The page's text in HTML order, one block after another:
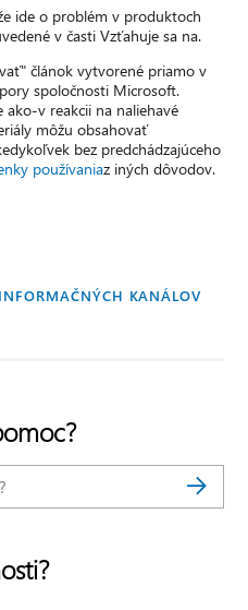
ide o problém v produktoch
v časti Vzťahuje sa na.
článok vytvorené priamo v
spoločnosti Microsoft.
ako-v reakcii na naliehavé
môžu obsahovať
bez predchádzajúceho
používaniaz iných dôvodov.
KANÁLOV